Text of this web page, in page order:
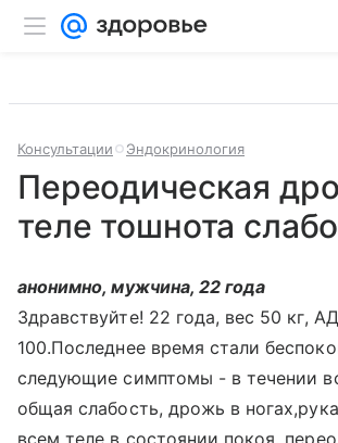
Консультации Эндокринология
Переодическая
теле тошнота
анонимно, мужчина, 22 года
Здравствуйте! 22 года, вес 50 кг,
100.Последнее время стали
следующие симптомы - в течении
общая слабость, дрожь в
всем теле в состоянии покоя,